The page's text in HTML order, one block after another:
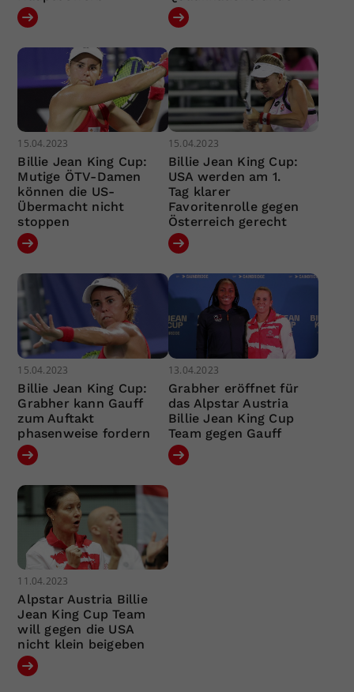
15.04.2023
Billie Jean King Cup:
Mutige ÖTV-Damen
können die US-
Übermacht nicht
stoppen
15.04.2023
Billie Jean King Cup:
USA werden am 1.
Tag klarer
Favoritenrolle gegen
Österreich gerecht
15.04.2023
Billie Jean King Cup:
Grabher kann Gauff
zum Auftakt
phasenweise fordern
13.04.2023
Grabher eröffnet für
das Alpstar Austria
Billie Jean King Cup
Team gegen Gauff
11.04.2023
Alpstar Austria Billie
Jean King Cup Team
will gegen die USA
nicht klein beigeben